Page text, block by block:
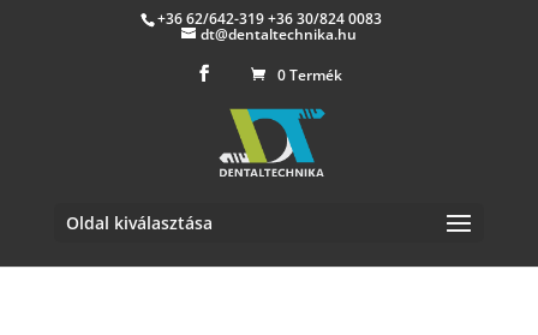
+36 62/642-319 +36 30/824 0083
dt@dentaltechnika.hu
0 Termék
Oldal kiválasztása